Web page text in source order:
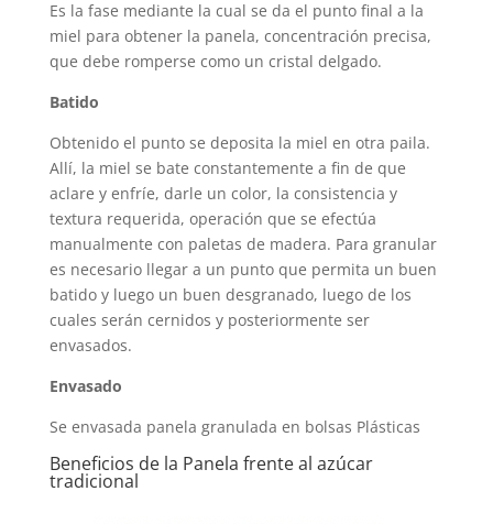
Es la fase mediante la cual se da el punto final a la
miel para obtener la panela, concentración precisa,
que debe romperse como un cristal delgado.
Batido
Obtenido el punto se deposita la miel en otra paila.
Allí, la miel se bate constantemente a fin de que
aclare y enfríe, darle un color, la consistencia y
textura requerida, operación que se efectúa
manualmente con paletas de madera. Para granular
es necesario llegar a un punto que permita un buen
batido y luego un buen desgranado, luego de los
cuales serán cernidos y posteriormente ser
envasados.
Envasado
Se envasada panela granulada en bolsas Plásticas
Beneficios de la Panela frente al azúcar
tradicional